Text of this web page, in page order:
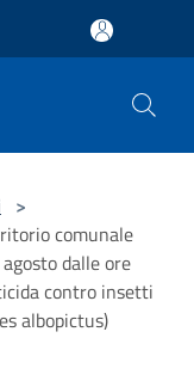
>
comunale
dalle ore
contro insetti
albopictus)